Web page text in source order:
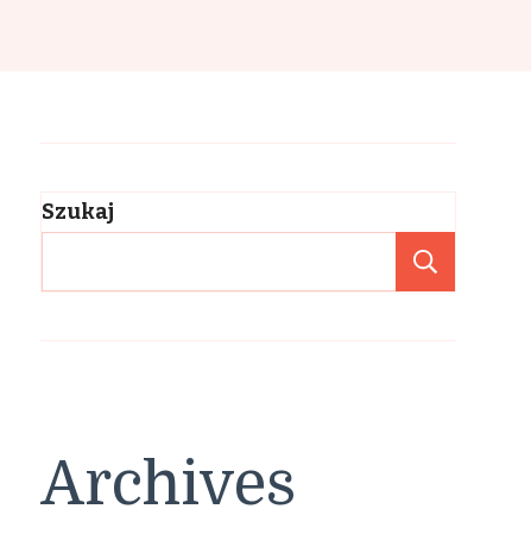
Szukaj
Archives